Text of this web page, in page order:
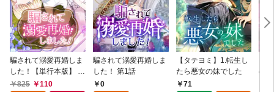
騙されて溺愛再婚しま
した！【単行本版】 1
巻825 110
騙されて溺愛再婚しま
した！ 第1話
0
【タテヨミ】1.転生し
たら悪女の妹でした
71
の